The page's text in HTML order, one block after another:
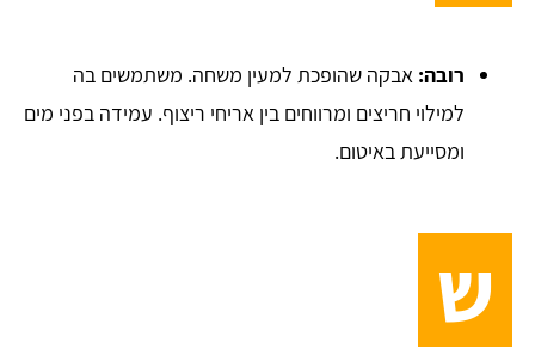
רובה: אבקה שהופכת למעין משחה. משתמשים בה
למילוי חריצים ומרווחים בין אריחי ריצוף. עמידה בפני מים
ומסייעת באיטום.
ש